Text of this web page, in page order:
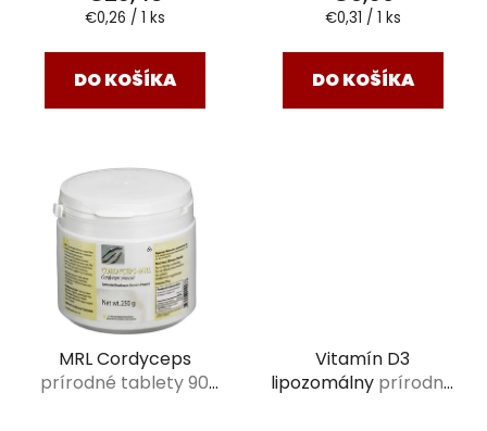
Jednotková
€0,26 / 1 ks
DO KOŠÍKA
Jednotková
€0,31 / 1 ks
DO KOŠÍKA
MRL Cordyceps
prírodné tablety 90
Vitamín D3
lipozomálny prírodné